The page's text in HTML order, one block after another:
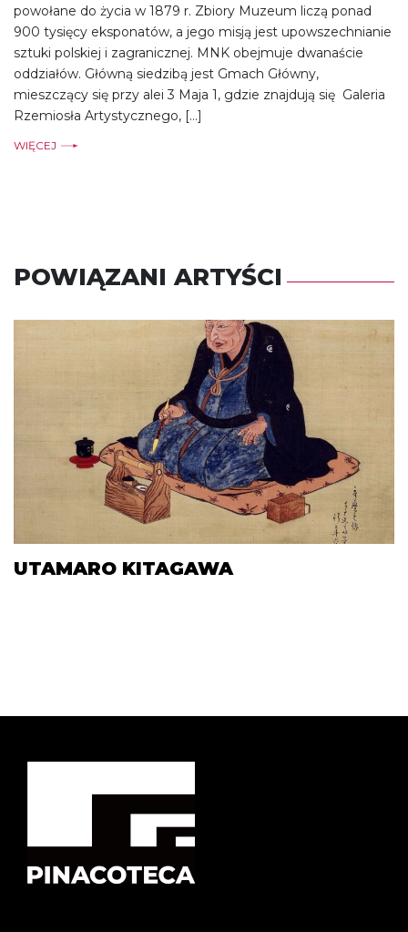
powołane do życia w 1879 r. Zbiory Muzeum liczą ponad
900 tysięcy eksponatów, a jego misją jest upowszechnianie
sztuki polskiej i zagranicznej. MNK obejmuje dwanaście
oddziałów. Główną siedzibą jest Gmach Główny,
mieszczący się przy alei 3 Maja 1, gdzie znajdują się Galeria
Rzemiosła Artystycznego, […]
WIĘCEJ
POWIĄZANI ARTYŚCI
UTAMARO KITAGAWA